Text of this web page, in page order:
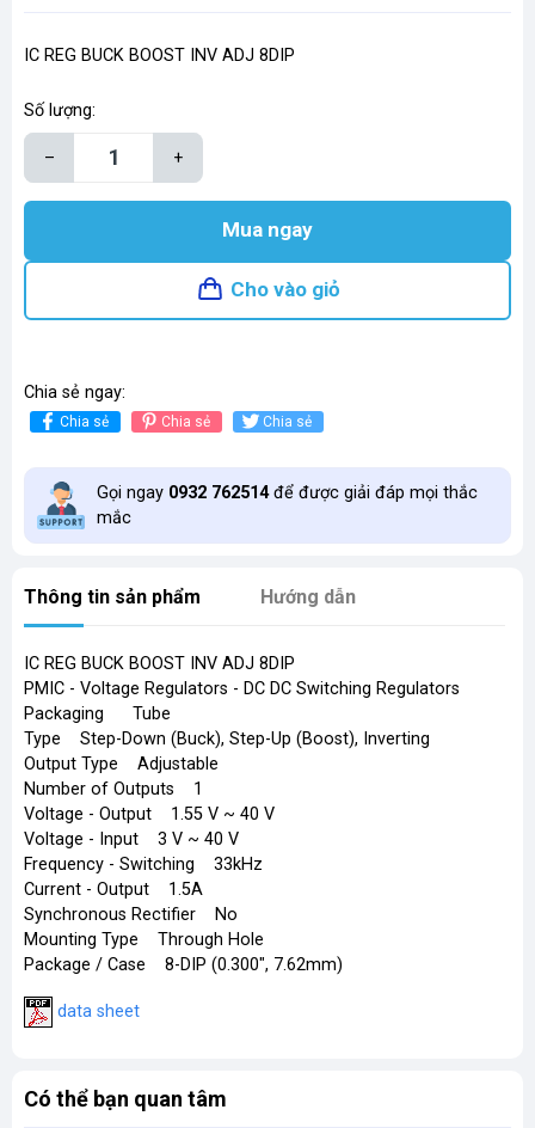
IC REG BUCK BOOST INV ADJ 8DIP
Số lượng:
– +
Mua ngay
Cho vào giỏ
Chia sẻ ngay:
Chia sẻ Chia sẻ Chia sẻ
Gọi ngay 0932 762514để được giải đáp mọi thắc
mắc
Thông tin sản phẩm Hướng dẫn
IC REG BUCK BOOST INV ADJ 8DIP
PMIC - Voltage Regulators - DC DC Switching Regulators
Packaging Tube
Type Step-Down (Buck), Step-Up (Boost), Inverting
Output Type Adjustable
Number of Outputs 1
Voltage - Output 1.55 V ~ 40 V
Voltage - Input 3 V ~ 40 V
Frequency - Switching 33kHz
Current - Output 1.5A
Synchronous Rectifier No
Mounting Type Through Hole
Package / Case 8-DIP (0.300", 7.62mm)
data sheet
Có thể bạn quan tâm